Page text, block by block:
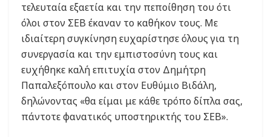
τελευταία εξαετία και την πεποίθηση του ότι
όλοι στον ΣΕΒ έκαναν το καθήκον τους. Με
ιδιαίτερη συγκίνηση ευχαρίστησε όλους για τη
συνεργασία και την εμπιστοσύνη τους και
ευχήθηκε καλή επιτυχία στον Δημήτρη
Παπαλεξόπουλο και στον Ευθύμιο Βιδάλη,
δηλώνοντας «θα είμαι με κάθε τρόπο δίπλα σας,
πάντοτε φανατικός υποστηρικτής του ΣΕΒ».